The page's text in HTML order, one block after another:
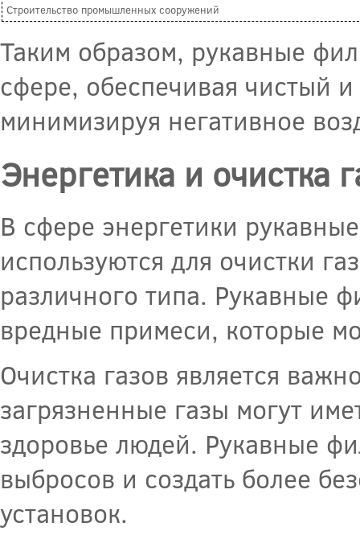
Строительство промышленных сооружений
Таким образом, рукавные
сфере, обеспечивая чистый
минимизируя негативное
Энергетика и очистка
В сфере энергетики
используются для очистки
различного типа. Рукавные
вредные примеси, которые
Очистка газов является
загрязненные газы могут
здоровье людей. Рукавные
выбросов и создать более
установок.